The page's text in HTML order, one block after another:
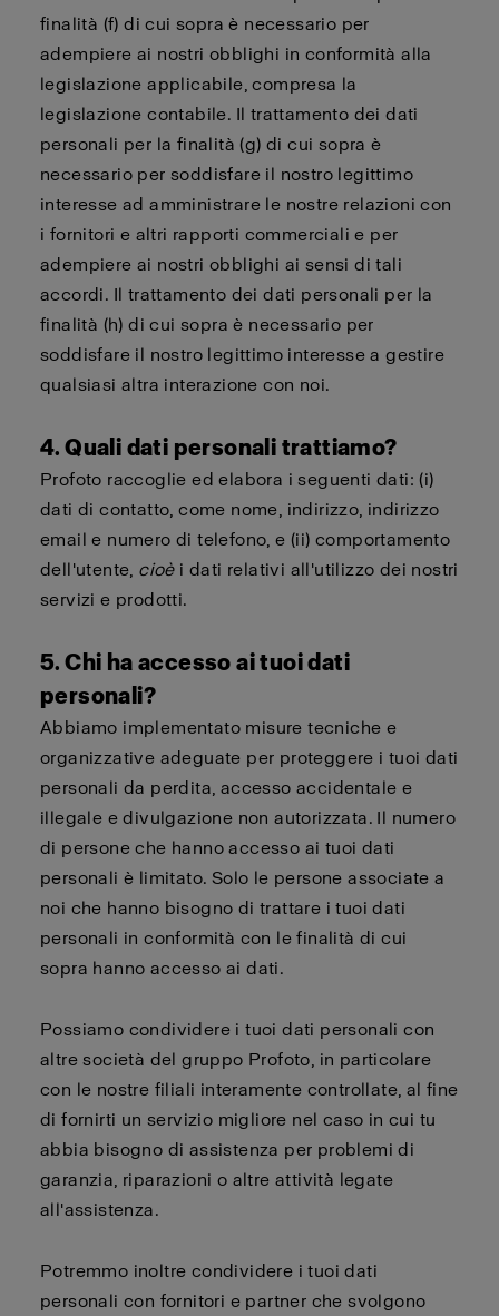
finalità (f) di cui sopra è necessario per
adempiere ai nostri obblighi in conformità alla
legislazione applicabile, compresa la
legislazione contabile. Il trattamento dei dati
personali per la finalità (g) di cui sopra è
necessario per soddisfare il nostro legittimo
interesse ad amministrare le nostre relazioni con
i fornitori e altri rapporti commerciali e per
adempiere ai nostri obblighi ai sensi di tali
accordi. Il trattamento dei dati personali per la
finalità (h) di cui sopra è necessario per
soddisfare il nostro legittimo interesse a gestire
qualsiasi altra interazione con noi.
4. Quali dati personali trattiamo?
Profoto raccoglie ed elabora i seguenti dati: (i)
dati di contatto, come nome, indirizzo, indirizzo
email e numero di telefono, e (ii) comportamento
dell'utente, cioèi dati relativi all'utilizzo dei nostri
servizi e prodotti.
5. Chi ha accesso ai tuoi dati
personali?
Abbiamo implementato misure tecniche e
organizzative adeguate per proteggere i tuoi dati
personali da perdita, accesso accidentale e
illegale e divulgazione non autorizzata. Il numero
di persone che hanno accesso ai tuoi dati
personali è limitato. Solo le persone associate a
noi che hanno bisogno di trattare i tuoi dati
personali in conformità con le finalità di cui
sopra hanno accesso ai dati.
Possiamo condividere i tuoi dati personali con
altre società del gruppo Profoto, in particolare
con le nostre filiali interamente controllate, al fine
di fornirti un servizio migliore nel caso in cui tu
abbia bisogno di assistenza per problemi di
garanzia, riparazioni o altre attività legate
all'assistenza.
Potremmo inoltre condividere i tuoi dati
personali con fornitori e partner che svolgono